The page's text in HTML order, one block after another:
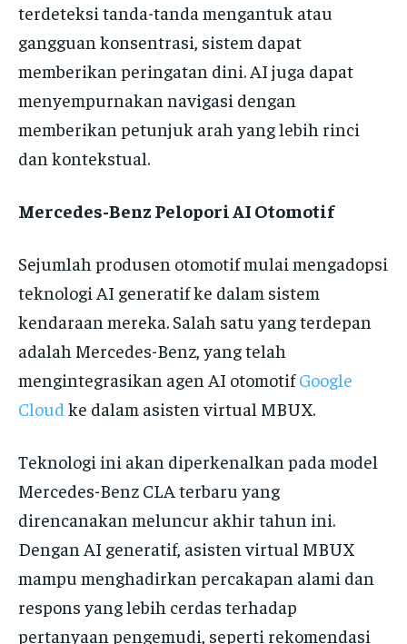
terdeteksi tanda-tanda mengantuk atau
gangguan konsentrasi, sistem dapat
memberikan peringatan dini. AI juga dapat
menyempurnakan navigasi dengan
memberikan petunjuk arah yang lebih rinci
dan kontekstual.
Mercedes-Benz Pelopori AI Otomotif
Sejumlah produsen otomotif mulai mengadopsi
teknologi AI generatif ke dalam sistem
kendaraan mereka. Salah satu yang terdepan
adalah Mercedes-Benz, yang telah
mengintegrasikan agen AI otomotifGoogle
Cloud ke dalam asisten virtual MBUX.
Teknologi ini akan diperkenalkan pada model
Mercedes-Benz CLA terbaru yang
direncanakan meluncur akhir tahun ini.
Dengan AI generatif, asisten virtual MBUX
mampu menghadirkan percakapan alami dan
respons yang lebih cerdas terhadap
pertanyaan pengemudi, seperti rekomendasi